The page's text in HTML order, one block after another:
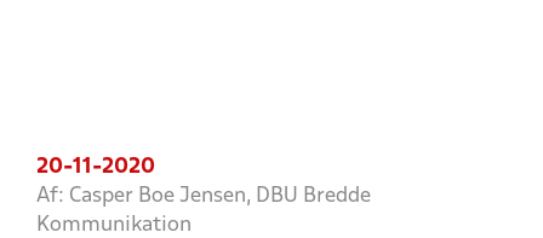
20-11-2020
Af: Casper Boe Jensen, DBU Bredde
Kommunikation